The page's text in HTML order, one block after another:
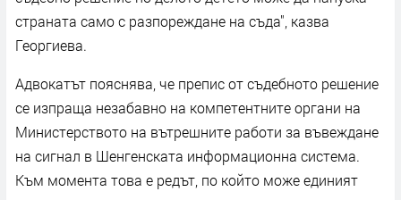
страната само с разпореждане на съда", казва
Георгиева.
Адвокатът пояснява, че препис от съдебното решение
се изпраща незабавно на компетентните органи на
Министерството на вътрешните работи за въвеждане
на сигнал в Шенгенската информационна система.
Към момента това е редът, по който може единият